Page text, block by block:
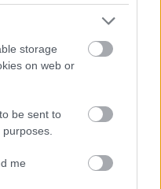
storage
on web or
be sent to
me